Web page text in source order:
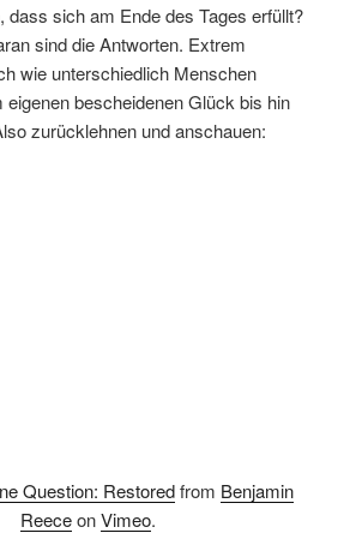
dass sich am Ende des Tages erfüllt?
sind die Antworten. Extrem
wie unterschiedlich Menschen
bescheidenen Glück bis hin
zurücklehnen und anschauen:
Question: Restoredfrom Benjamin
ReeceonVimeo.